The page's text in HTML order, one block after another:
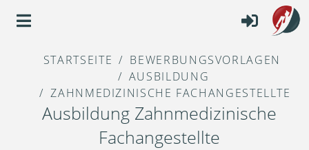
STARTSEITE
BEWERBUNGSVORLAGEN
AUSBILDUNG
ZAHNMEDIZINISCHE FACHANGESTELLTE
Ausbildung Zahnmedizinische
Fachangestellte